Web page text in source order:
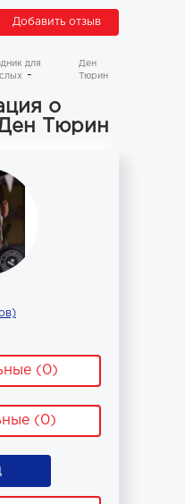
Добавить отзыв
для
Ден
Тюрин
о
Тюрин
(0)
(0)